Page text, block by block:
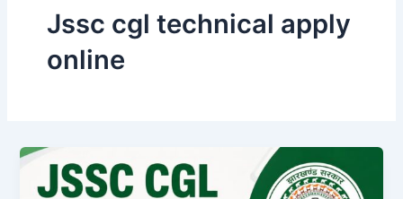
Jssc cgl technical apply
online